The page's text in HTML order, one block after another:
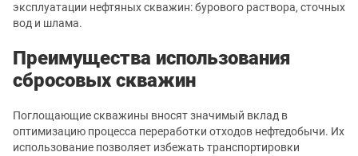
эксплуатации нефтяных скважин: бурового раствора, сточных
вод и шлама.
Преимущества использования
сбросовых скважин
Поглощающие скважины вносят значимый вклад в
оптимизацию процесса переработки отходов нефтедобычи. Их
использование позволяет избежать транспортировки